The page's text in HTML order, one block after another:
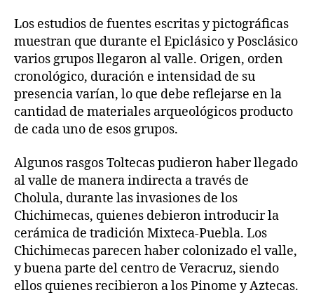
Los estudios de fuentes escritas y pictográficas
muestran que durante el Epiclásico y Posclásico
varios grupos llegaron al valle. Origen, orden
cronológico, duración e intensidad de su
presencia varían, lo que debe reflejarse en la
cantidad de materiales arqueológicos producto
de cada uno de esos grupos.
Algunos rasgos Toltecas pudieron haber llegado
al valle de manera indirecta a través de
Cholula, durante las invasiones de los
Chichimecas, quienes debieron introducir la
cerámica de tradición Mixteca-Puebla. Los
Chichimecas parecen haber colonizado el valle,
y buena parte del centro de Veracruz, siendo
ellos quienes recibieron a los Pinome y Aztecas.